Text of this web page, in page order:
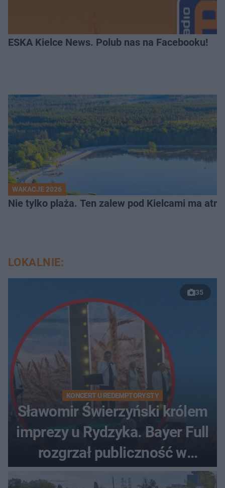
ESKA Kielce News. Polub nas na Facebooku!
WAKACJE 2026
Nie tylko plaża. Ten zalew pod Kielcami ma
LOKALNIE:
35
KONCERT U REDEMPTORYSTY
Sławomir Świerzyński królem
imprezy u Rydzyka. Bayer Full
rozgrzał publiczność w
Toruniu